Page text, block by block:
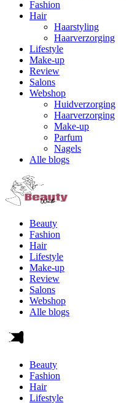
Fashion
Hair
Haarstyling
Haarverzorging
Lifestyle
Make-up
Review
Salons
Webshop
Huidverzorging
Haarverzorging
Make-up
Parfum
Nagels
Alle blogs
Beauty
Fashion
Hair
Lifestyle
Make-up
Review
Salons
Webshop
Alle blogs
Beauty
Fashion
Hair
Lifestyle